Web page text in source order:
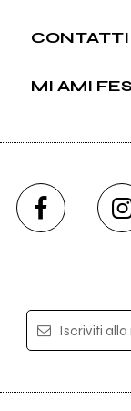
CONTATTI
MI AMI
Iscriviti alla